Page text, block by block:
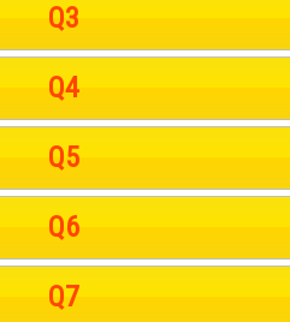
Q3
Q4
Q5
Q6
Q7